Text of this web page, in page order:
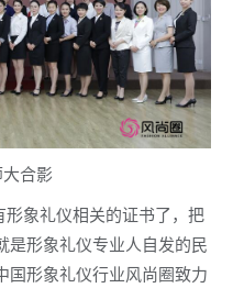
合影
象礼仪相关的证书了，把
是形象礼仪专业人自发的民
国形象礼仪行业风尚圈致力